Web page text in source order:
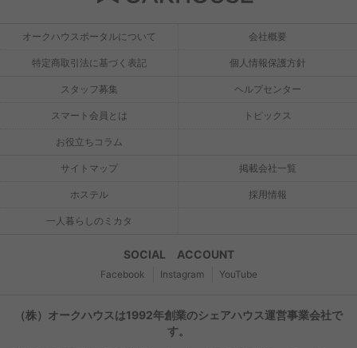
オークハウスポータルについて 会社概要
特定商取引法に基づく表記 個人情報保護方針
スタッフ募集 ヘルプセンター
スマート会員とは トピックス
お役立ちコラム
サイトマップ 掲載会社一覧
ホステル 採用情報
一人暮らしのミカタ
SOCIAL ACCOUNT
Facebook Instagram YouTube
（株）オークハウスは1992年創業のシェアハウス運営事業会社で
す。